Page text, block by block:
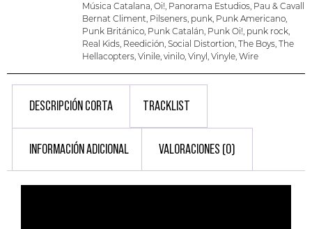
Música Catalana, Oi!, Panorama Estudios, Pau & Cavall
Bernat Climent, Pilseners, punk, Punk Americano,
Punk Británico, Punk Catalán, Punk Oi!, punk rock,
Real Kids, Reedición, Social Distortion, The Boys, The
Hellacopters, Vinile, vinilo, Vinyl, Vinyle, Wire
DESCRIPCIÓN CORTA TRACKLIST
INFORMACIÓN ADICIONAL VALORACIONES (0)